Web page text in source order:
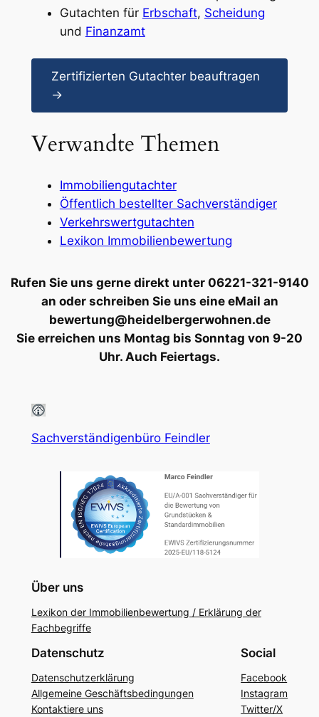
Gutachten für Erbschaft, Scheidung
und Finanzamt
Zertifizierten Gutachter beauftragen
→
Verwandte Themen
Immobiliengutachter
Öffentlich bestellter Sachverständiger
Verkehrswertgutachten
Lexikon Immobilienbewertung
Rufen Sie uns gerne direkt unter 06221-321-9140
an oder schreiben Sie uns eine eMail an
bewertung@heidelbergerwohnen.de
Sie erreichen uns Montag bis Sonntag von 9-20
Uhr. Auch Feiertags.
Sachverständigenbüro Feindler
Über uns
Lexikon der Immobilienbewertung / Erklärung der
Fachbegriffe
Datenschutz
Datenschutzerklärung
Allgemeine Geschäftsbedingungen
Kontaktiere uns
Social
Facebook
Instagram
Twitter/X